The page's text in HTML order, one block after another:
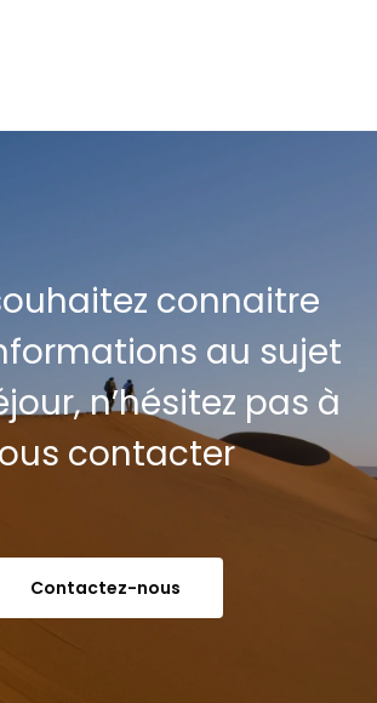
connaitre
au sujet
n’hésitez pas à
contacter
Contactez-nous